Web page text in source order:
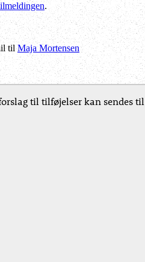
.
tilMaja Mortensen
til tilføjelser kan sendes til